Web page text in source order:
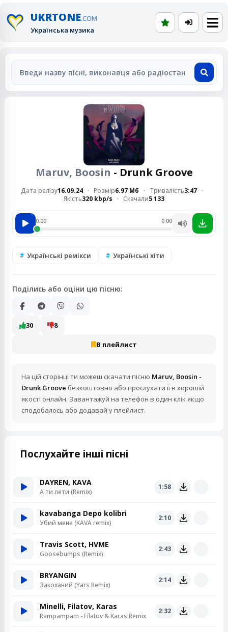
UKRTONE.COM
Українська музика
Maruv, Boosin - Drunk Groove
Дата релізу16.09.24 Розмір6.97 Мб Тривалість3:47
Якість320 kbp/s Скачали5 133
0:00 0:00
Українські ремікси Українські хіти
Поділись або оціни цю пісню:
30 8
В плейлист
На цій сторінці ти можеш скачати пісню Maruv, Boosin -
Drunk Groove безкоштовно або прослухати її в хорошій
якості онлайн. Завантажуй на телефон в один клік якщо
сподобалось або додавай у плейлист.
Послухайте інші пісні
DAYREN, KAVA
А ти лети (Remix)
1:58
kavabanga Depo kolibri
Убий мене (KAVA remix)
2:10
Travis Scott, HVME
Goosebumps (Remix)
2:43
BRYANGIN
Закоханий (Yars Remix)
2:14
Minelli, Filatov, Karas
Rampampam - Filatov & Karas Remix
2:32